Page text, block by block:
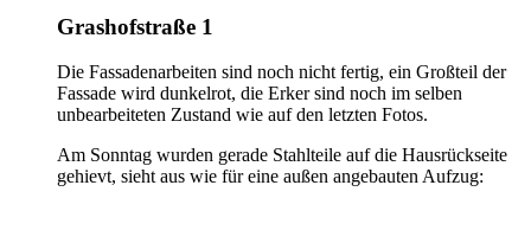
Grashofstraße 1
Die Fassadenarbeiten sind noch nicht fertig, ein Großteil der
Fassade wird dunkelrot, die Erker sind noch im selben
unbearbeiteten Zustand wie auf den letzten Fotos.
Am Sonntag wurden gerade Stahlteile auf die Hausrückseite
gehievt, sieht aus wie für eine außen angebauten Aufzug: